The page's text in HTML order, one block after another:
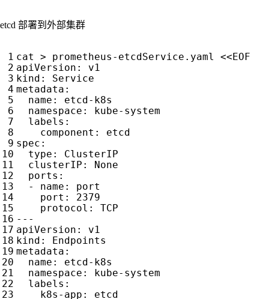
etcd 部署到外部集群
cat > prometheus-etcdService.yaml <<EOF
apiVersion :
v1
kind :
Service
metadata :
name :
etcd-k8s
namespace :
kube-system
labels :
component :
etcd
spec :
type :
ClusterIP
clusterIP :
None
ports :
- name :
port
port :
2379
protocol :
TCP
---
apiVersion :
v1
kind :
Endpoints
metadata :
name :
etcd-k8s
namespace :
kube-system
labels :
k8s-app :
etcd